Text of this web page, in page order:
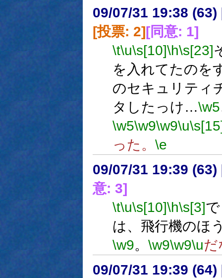
09/07/31 19:38 (63)
[投票: 2][同意: 1]
\t\u\s[10]\h\s[23]
を入れてたのを
のセキュリティ
タしたっけ…\w5
\w5\w9\w9\u
った。 \e
09/07/31 19:39 (63)
意: 3]
\t\u\s[10]\h\s[3]
は、飛行機のほ
\w9。 \w9\w9\uだ
09/07/31 19:39 (64)